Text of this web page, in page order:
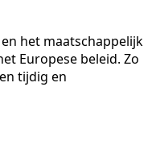
het maatschappelijk
Europese beleid. Zo
tijdig en